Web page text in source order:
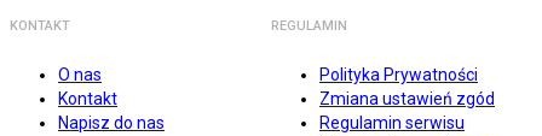
KONTAKT
O nas
Kontakt
Napisz do nas
REGULAMIN
Polityka Prywatności
Zmiana ustawień zgód
Regulamin serwisu